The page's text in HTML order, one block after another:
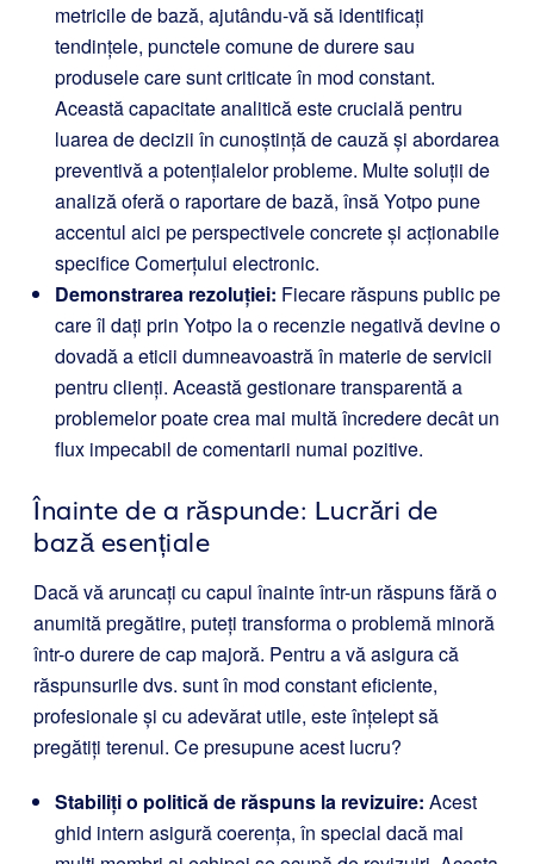
metricile de bază, ajutându-vă să identificați
tendințele, punctele comune de durere sau
produsele care sunt criticate în mod constant.
Această capacitate analitică este crucială pentru
luarea de decizii în cunoștință de cauză și abordarea
preventivă a potențialelor probleme. Multe soluții de
analiză oferă o raportare de bază, însă Yotpo pune
accentul aici pe perspectivele concrete și acționabile
specifice Comerțului electronic.
Demonstrarea rezoluției: Fiecare răspuns public pe
care îl dați prin Yotpo la o recenzie negativă devine o
dovadă a eticii dumneavoastră în materie de servicii
pentru clienți. Această gestionare transparentă a
problemelor poate crea mai multă încredere decât un
flux impecabil de comentarii numai pozitive.
Înainte de a răspunde: Lucrări de
bază esențiale
Dacă vă aruncați cu capul înainte într-un răspuns fără o
anumită pregătire, puteți transforma o problemă minoră
într-o durere de cap majoră. Pentru a vă asigura că
răspunsurile dvs. sunt în mod constant eficiente,
profesionale și cu adevărat utile, este înțelept să
pregătiți terenul. Ce presupune acest lucru?
Stabiliți o politică de răspuns la revizuire: Acest
ghid intern asigură coerența, în special dacă mai